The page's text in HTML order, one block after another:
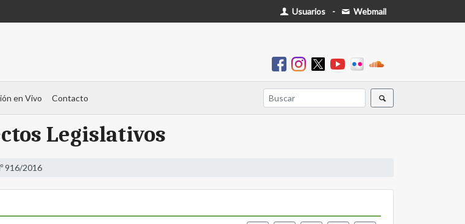
Usuarios - Webmail
en Vivo Contacto
Legislativos
916/2016